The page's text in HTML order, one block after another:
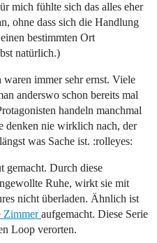
mich fühlte sich das alles eher
ohne dass sich die Handlung
bestimmten Ort
natürlich.)
immer sehr ernst. Viele
anderswo schon bereits mal
handeln manchmal
denken nie wirklich nach, der
was Sache ist. :rolleyes:
gemacht. Durch diese
Ruhe, wirkt sie mit
nicht überladen. Ähnlich ist
Zimmeraufgemacht. Diese Serie
Loop verorten.